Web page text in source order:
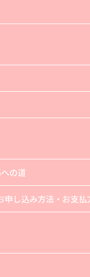
の道
申し込み方法・お支払